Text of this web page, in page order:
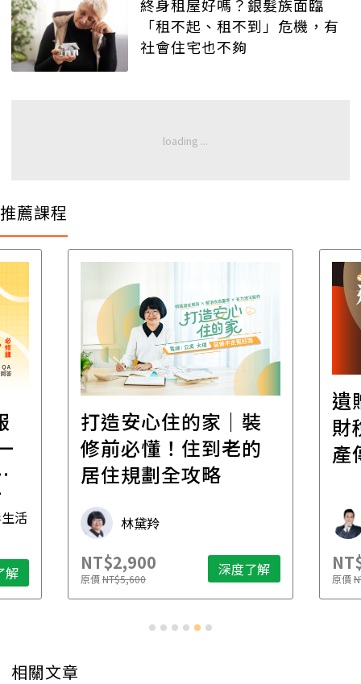
終身租屋好嗎？銀髮族面臨
「租不起、租不到」危機，有
社會住宅也不夠
推薦課程
活
解
打造安心住的家｜裝
修前必懂！住到老的
居住規劃全攻略
林黛羚
NT$2,900
原價NT$5,600 深度了解
遺
財
產
原價
相關文章